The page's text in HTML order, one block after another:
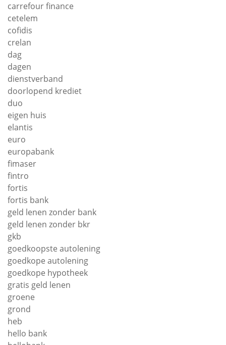
carrefour finance
cetelem
cofidis
crelan
dag
dagen
dienstverband
doorlopend krediet
duo
eigen huis
elantis
euro
europabank
fimaser
fintro
fortis
fortis bank
geld lenen zonder bank
geld lenen zonder bkr
gkb
goedkoopste autolening
goedkope autolening
goedkope hypotheek
gratis geld lenen
groene
grond
heb
hello bank